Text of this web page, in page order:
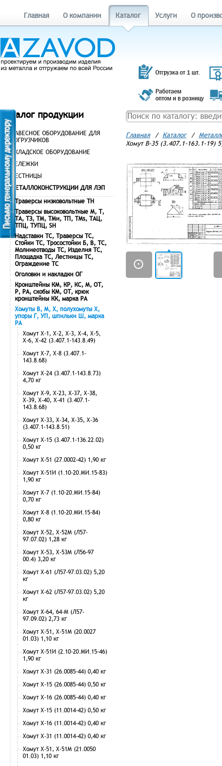
Главная О компании Каталог Услуги О
Каталог продукции
НАВЕСНОЕ ОБОРУДОВАНИЕ ДЛЯ
ПОГРУЗЧИКОВ
СКЛАДСКОЕ ОБОРУДОВАНИЕ
ТЕЛЕЖКИ
ЛЕСТНИЦЫ
МЕТАЛЛОКОНСТРУКЦИИ ДЛЯ ЛЭП
Траверсы низковольтные ТН
Траверсы высоковольтные М, Т,
ТА, ТЗ, ТМ, ТМи, ТП, ТМs, ТАЦ,
ТПЦ, ТУПЦ, SH
Надставки ТС, Траверсы ТС,
Стойки ТС, Тросостойки Б, В, ТС,
Молниеотводы ТС, Изделия ТС,
Площадка ТС, Лестницы ТС,
Ограждение ТС
Оголовки и накладки ОГ
Кронштейны КМ, КР, КС, М, ОТ,
Р, РА, скобы КМ, ОТ, крюк
кронштейны КК, марка РА
Хомуты В, М, Х, полухомуты Х,
упоры Г, УП, шпильки Ш, марка
РА
Хомут Х-1, Х-2, Х-3, Х-4, Х-5,
Х-6, Х-42 (3.407.1-143.8.49)
Хомут Х-7, Х-8 (3.407.1-
143.8.68)
Хомут Х-24 (3.407.1-143.8.73)
4,70 кг
Хомут Х-9, Х-23, Х-37, Х-38,
Х-39, Х-40, Х-41 (3.407.1-
143.8.68)
Хомут Х-33, Х-34, Х-35, Х-36
(3.407.1-143.8.51)
Хомут Х-15 (3.407.1-136.22.02)
0,50 кг
Хомут Х-51 (27.0002-42) 1,90 кг
Хомут Х-51И (1.10-20.МИ.15-83)
1,90 кг
Хомут Х-7 (1.10-20.МИ.15-84)
0,70 кг
Хомут Х-8 (1.10-20.МИ.15-84)
0,80 кг
Хомут Х-52, Х-52М (Л57-
97.07.02) 1,28 кг
Хомут Х-53, Х-53М (Л56-97
00.4) 3,20 кг
Хомут Х-61 (Л57-97.03.02) 5,20
кг
Хомут Х-62 (Л57-97.03.02) 5,20
кг
Хомут Х-64, 64-М (Л57-
97.09.02) 2,73 кг
Хомут Х-51, Х-51М (20.0027
01.03) 1,10 кг
Хомут Х-51И (2.10-20.МИ.15-46)
1,90 кг
Хомут Х-31 (26.0085-44) 0,40 кг
Хомут Х-15 (26.0085-44) 0,50 кг
Хомут Х-16 (26.0085-44) 0,40 кг
Хомут Х-15 (11.0014-42) 0,50 кг
Хомут Х-16 (11.0014-42) 0,40 кг
Хомут Х-31 (11.0014-42) 0,40 кг
Хомут Х-51, Х-51М (21.0050
01.03) 1,10 кг
Главная / Каталог /
Хомут В-35 (3.407.1-163.1-19)